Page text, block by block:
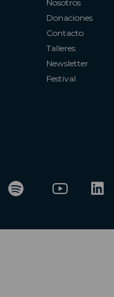
Nosotros
Donaciones
Contacto
Talleres
Newsletter
Festival